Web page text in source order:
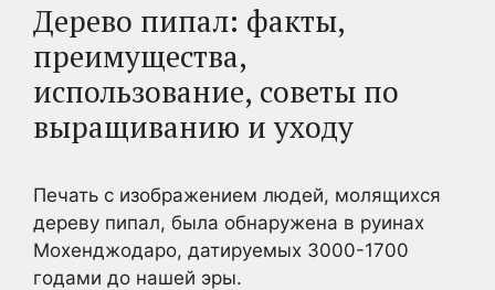
Дерево пипал: факты,
преимущества,
использование, советы по
выращиванию и уходу
Печать с изображением людей, молящихся
дереву пипал, была обнаружена в руинах
Мохенджодаро, датируемых 3000-1700
годами до нашей эры.